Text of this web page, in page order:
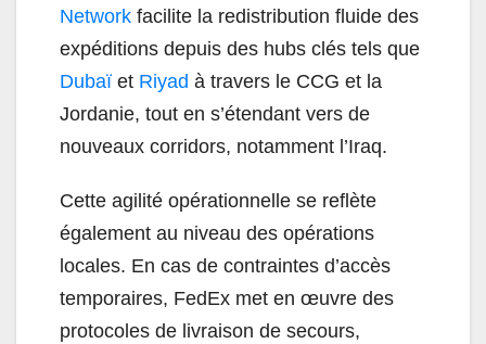
Network facilite la redistribution fluide des
expéditions depuis des hubs clés tels que
Dubaï et Riyad à travers le CCG et la
Jordanie, tout en s’étendant vers de
nouveaux corridors, notamment l’Iraq.
Cette agilité opérationnelle se reflète
également au niveau des opérations
locales. En cas de contraintes d’accès
temporaires, FedEx met en œuvre des
protocoles de livraison de secours,